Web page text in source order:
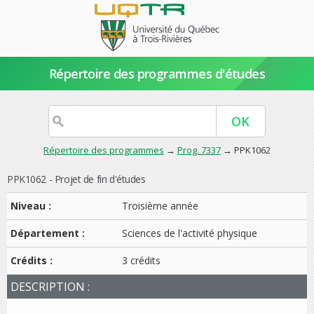
Répertoire des programmes d'études
Répertoire des programmes → Prog. 7337 → PPK1062
PPK1062 - Projet de fin d'études
Niveau :
Troisième année
Département : Sciences de l'activité physique
Crédits : 3 crédits
DESCRIPTION :